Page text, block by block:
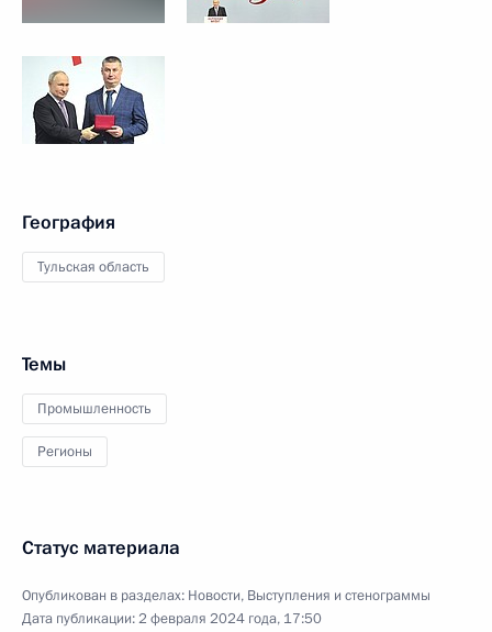
География
Тульская область
Темы
Промышленность
Регионы
Статус материала
Опубликован в разделах: Новости, Выступления и стенограммы
Дата публикации:2 февраля 2024 года, 17:50